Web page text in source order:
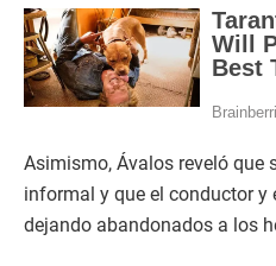
Asimismo, Ávalos reveló que
informal y que el conductor y
dejando abandonados a los